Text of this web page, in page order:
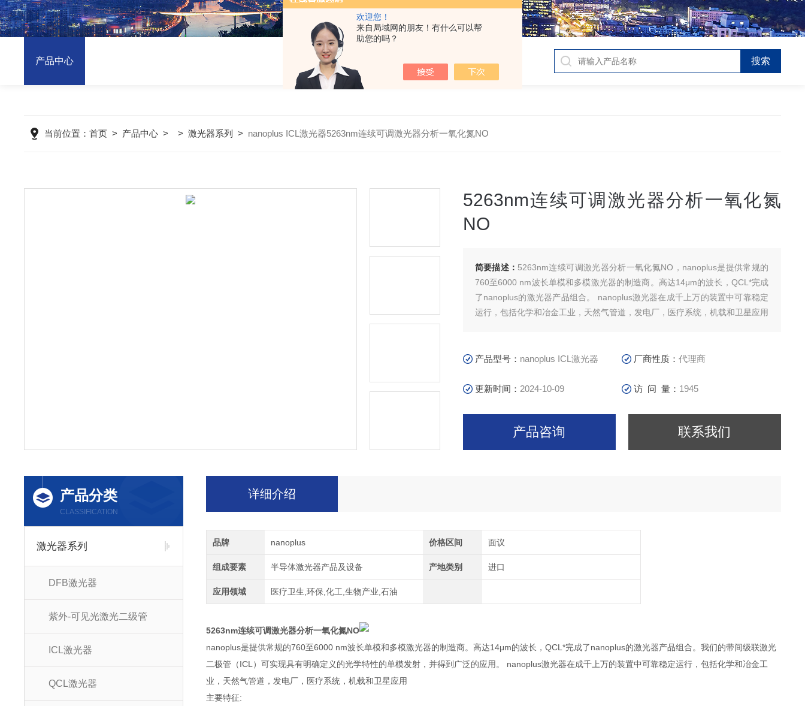
欢迎您！
来自局域网的朋友！有什么可以帮
助您的吗？
产品中心
当前位置：首页 > 产品中心 > >激光器系列 > nanoplus ICL激光器5263nm连续可调激光器分析一氧化氮NO
5263nm连续可调激光器分析一氧化氮
NO
简要描述： 5263nm连续可调激光器分析一氧化氮NO，nanoplus是提供常规的
760至6000 nm波长单模和多模激光器的制造商。高达14μm的波长，QCL*完成
了nanoplus的激光器产品组合。 nanoplus激光器在成千上万的装置中可靠稳定
运行，包括化学和冶金工业，天然气管道，发电厂，医疗系统，机载和卫星应用
产品型号： nanoplus ICL激光器 厂商性质：代理商
更新时间： 2024-10-09 访 问 量： 1945
产品咨询 联系我们
产品分类
CLASSIFICATION
激光器系列
DFB激光器
紫外-可见光激光二级管
ICL激光器
QCL激光器
详细介绍
品牌 nanoplus 价格区间 面议
组成要素 半导体激光器产品及设备 产地类别 进口
应用领域 医疗卫生,环保,化工,生物产业,石油
5263nm连续可调激光器分析一氧化氮NO
nanoplus是提供常规的760至6000 nm波长单模和多模激光器的制造商。高达14μm的波长，QCL*完成了nanoplus的激光器产品组合。我们的带间级联激光
二极管（ICL）可实现具有明确定义的光学特性的单模发射，并得到广泛的应用。 nanoplus激光器在成千上万的装置中可靠稳定运行，包括化学和冶金工
业，天然气管道，发电厂，医疗系统，机载和卫星应用
主要特征: